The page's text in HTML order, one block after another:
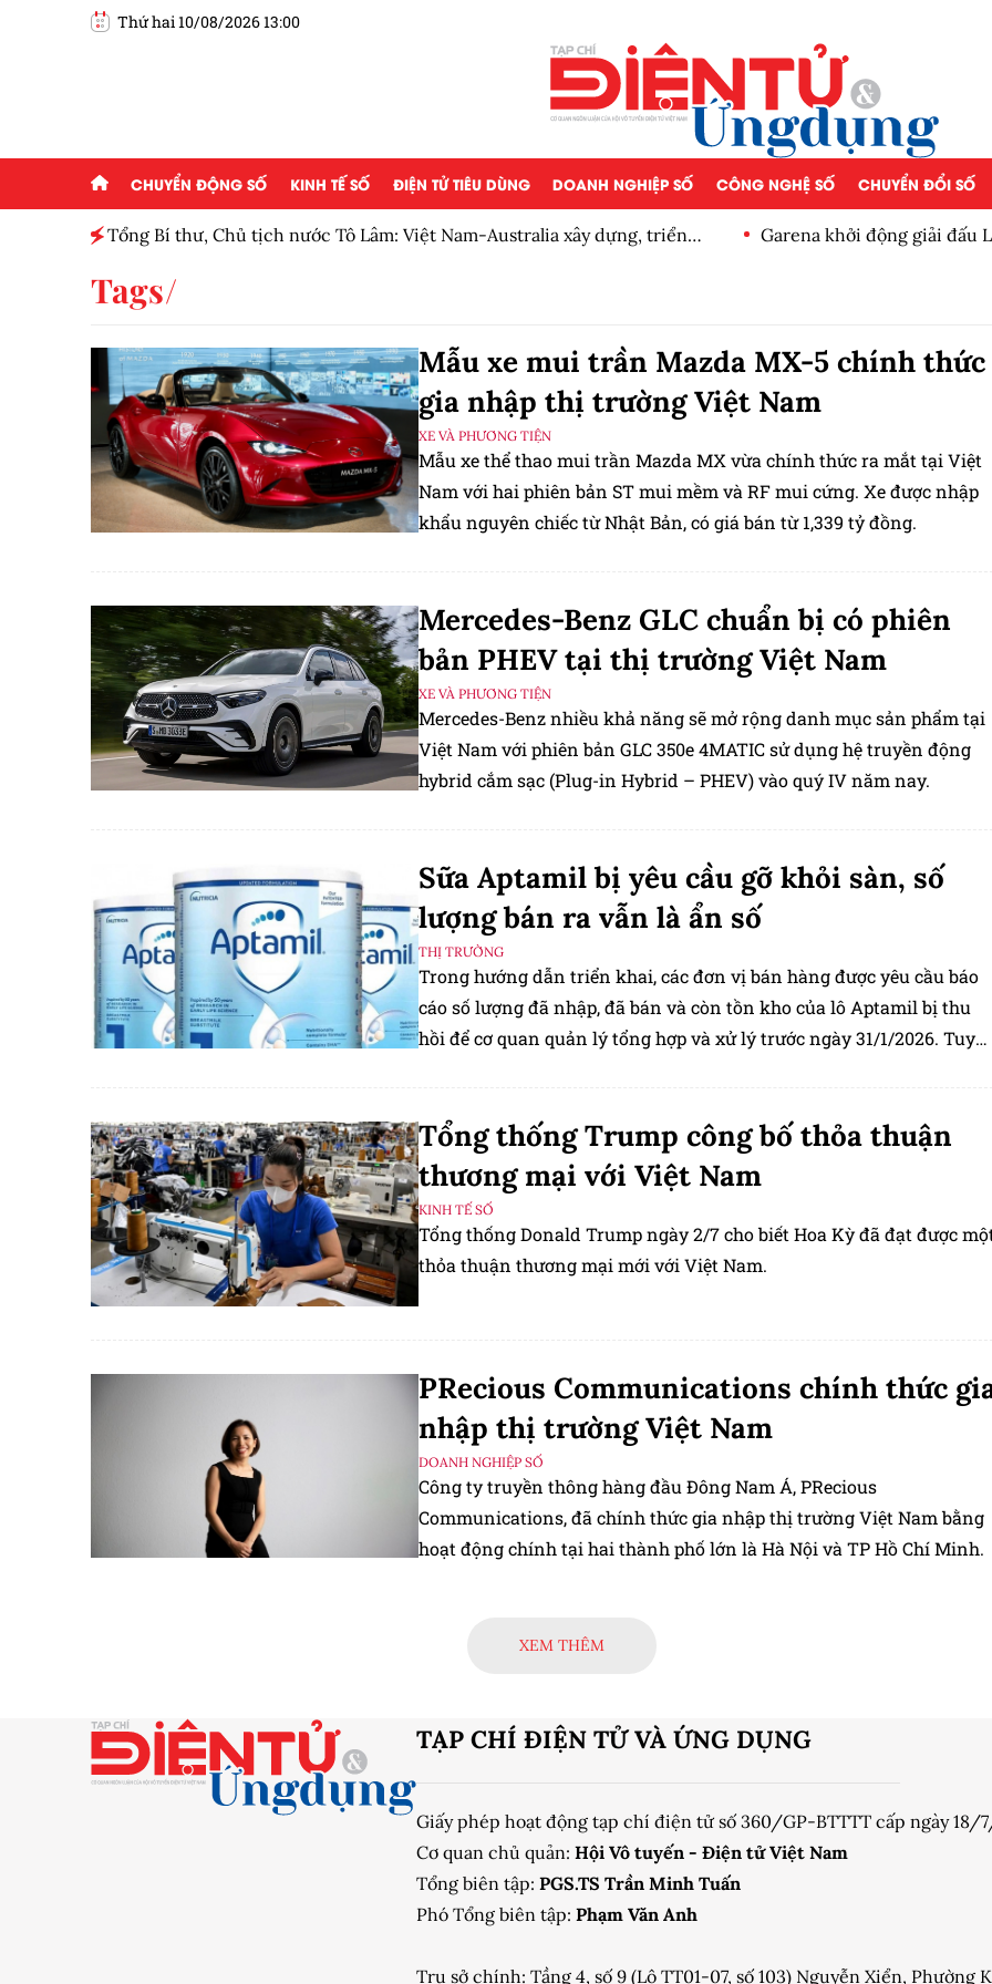
Thứ hai 10/08/2026 13:00
CHUYỂN ĐỘNG SỐ KINH TẾ SỐ ĐIỆN TỬ TIÊU DÙNG DOANH NGHIỆP SỐ CÔNG NGHỆ SỐ CHUYỂN ĐỔI SỐ
Tổng Bí thư, Chủ tịch nước Tô Lâm: Việt Nam-Australia xây dựng, triển
dài hạn
Garena khởi động giải đấu
Tags
Mẫu xe mui trần Mazda MX-5 chính thức
gia nhập thị trường Việt Nam
XE VÀ PHƯƠNG TIỆN
Mẫu xe thể thao mui trần Mazda MX vừa chính thức ra mắt tại Việt
Nam với hai phiên bản ST mui mềm và RF mui cứng. Xe được nhập
khẩu nguyên chiếc từ Nhật Bản, có giá bán từ 1,339 tỷ đồng.
Mercedes-Benz GLC chuẩn bị có phiên
bản PHEV tại thị trường Việt Nam
XE VÀ PHƯƠNG TIỆN
Mercedes-Benz nhiều khả năng sẽ mở rộng danh mục sản phẩm tại
Việt Nam với phiên bản GLC 350e 4MATIC sử dụng hệ truyền động
hybrid cắm sạc (Plug-in Hybrid – PHEV) vào quý IV năm nay.
Sữa Aptamil bị yêu cầu gỡ khỏi sàn, số
lượng bán ra vẫn là ẩn số
THỊ TRƯỜNG
Trong hướng dẫn triển khai, các đơn vị bán hàng được yêu cầu báo
cáo số lượng đã nhập, đã bán và còn tồn kho của lô Aptamil bị thu
hồi để cơ quan quản lý tổng hợp và xử lý trước ngày 31/1/2026. Tuy
Tổng thống Trump công bố thỏa thuận
thương mại với Việt Nam
KINH TẾ SỐ
Tổng thống Donald Trump ngày 2/7 cho biết Hoa Kỳ đã đạt được
thỏa thuận thương mại mới với Việt Nam.
PRecious Communications chính thức
nhập thị trường Việt Nam
DOANH NGHIỆP SỐ
Công ty truyền thông hàng đầu Đông Nam Á, PRecious
Communications, đã chính thức gia nhập thị trường Việt Nam bằng
hoạt động chính tại hai thành phố lớn là Hà Nội và TP Hồ Chí Minh.
XEM THÊM
TẠP CHÍ ĐIỆN TỬ VÀ ỨNG DỤNG
Giấy phép hoạt động tạp chí điện tử số 360/GP-BTTTT cấp ngày 18/
Cơ quan chủ quản: Hội Vô tuyến - Điện tử Việt Nam
Tổng biên tập: PGS.TS Trần Minh Tuấn
Phó Tổng biên tập: Phạm Văn Anh
Trụ sở chính: Tầng 4, số 9 (Lô TT01-07, số 103) Nguyễn Xiển, Phường